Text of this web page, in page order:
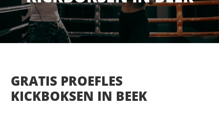
GRATIS PROEFLES
KICKBOKSEN IN BEEK